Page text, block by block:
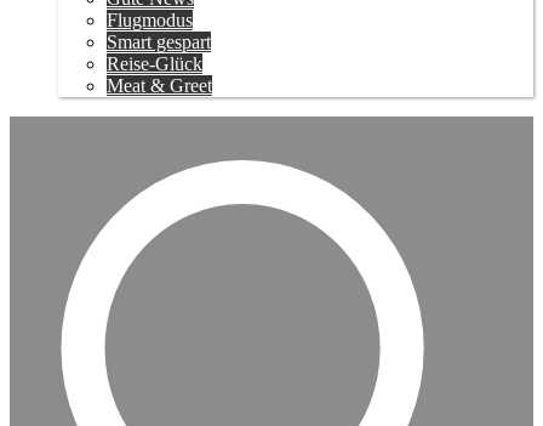
Flugmodus
Smart gespart
Reise-Glück
Meat & Greet